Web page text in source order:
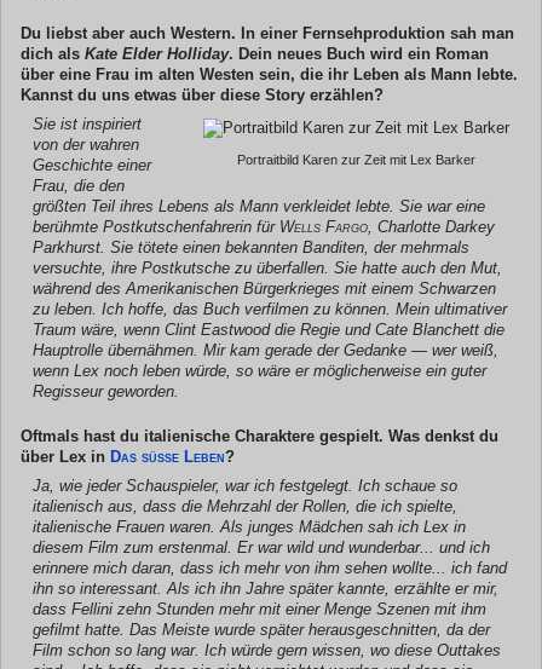
Du liebst aber auch Western. In einer Fernsehproduktion sah man
dich als Kate Elder Holliday. Dein neues Buch wird ein Roman
über eine Frau im alten Westen sein, die ihr Leben als Mann lebte.
Kannst du uns etwas über diese Story erzählen?
Portraitbild Karen zur Zeit mit Lex Barker
Sie ist inspiriert
von der wahren
Geschichte einer
Frau, die den
größten Teil ihres Lebens als Mann verkleidet lebte. Sie war eine
berühmte Postkutschenfahrerin für Wells Fargo , Charlotte Darkey
Parkhurst. Sie tötete einen bekannten Banditen, der mehrmals
versuchte, ihre Postkutsche zu überfallen. Sie hatte auch den Mut,
während des Amerikanischen Bürgerkrieges mit einem Schwarzen
zu leben. Ich hoffe, das Buch verfilmen zu können. Mein ultimativer
Traum wäre, wenn Clint Eastwood die Regie und Cate Blanchett die
Hauptrolle übernähmen. Mir kam gerade der Gedanke — wer weiß,
wenn Lex noch leben würde, so wäre er möglicherweise ein guter
Regisseur geworden.
Oftmals hast du italienische Charaktere gespielt. Was denkst du
über Lex in Das süße Leben?
Ja, wie jeder Schauspieler, war ich festgelegt. Ich schaue so
italienisch aus, dass die Mehrzahl der Rollen, die ich spielte,
italienische Frauen waren. Als junges Mädchen sah ich Lex in
diesem Film zum erstenmal. Er war wild und wunderbar... und ich
erinnere mich daran, dass ich mehr von ihm sehen wollte... ich fand
ihn so interessant. Als ich ihn Jahre später kannte, erzählte er mir,
dass Fellini zehn Stunden mehr mit einer Menge Szenen mit ihm
gefilmt hatte. Das Meiste wurde später herausgeschnitten, da der
Film schon so lang war. Ich würde gern wissen, wo diese Outtakes